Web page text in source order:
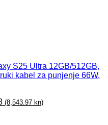
S25 Ultra 12GB/512GB,
kabel za punjenje 66W,
(8,543.97 kn)